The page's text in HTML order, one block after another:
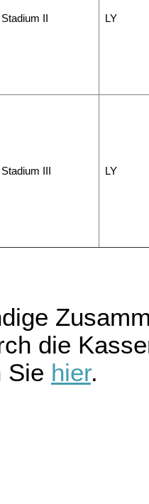
Stadium II LY
Stadium III LY
die
Sie hier.